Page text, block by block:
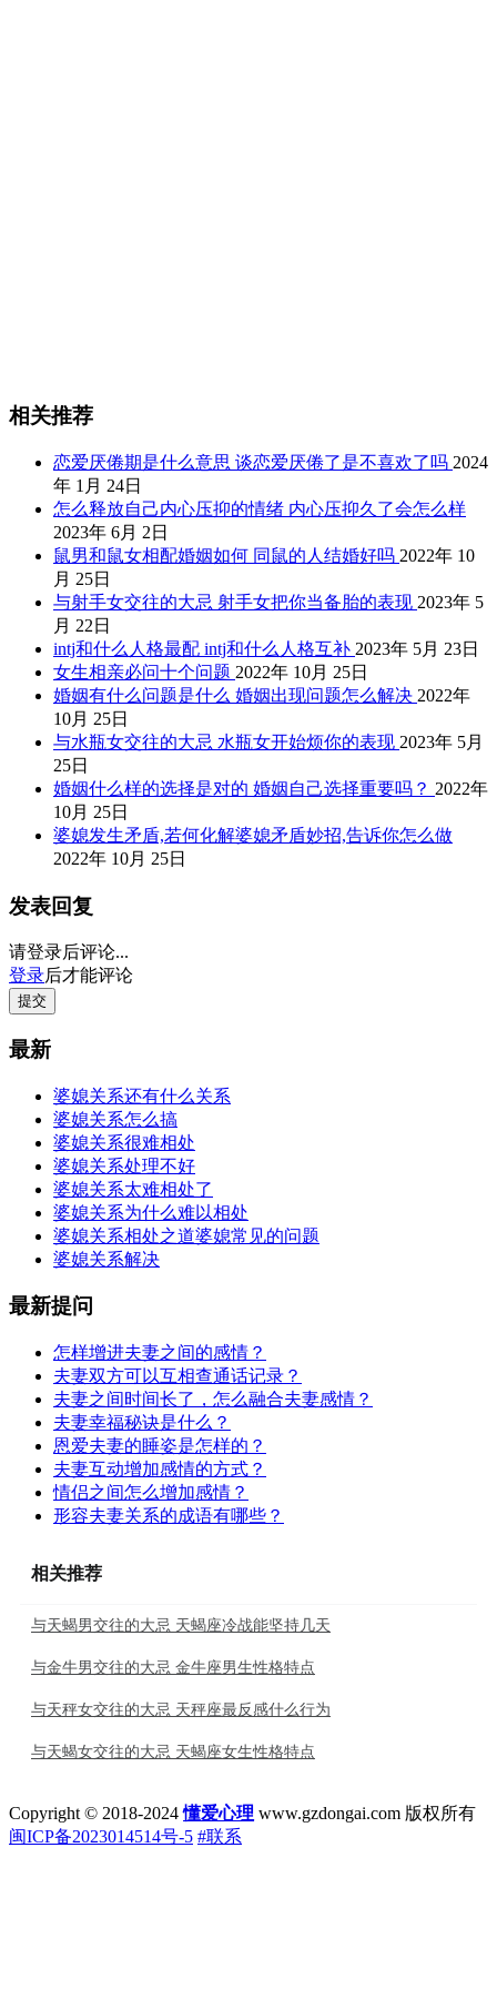
相关推荐
恋爱厌倦期是什么意思 谈恋爱厌倦了是不喜欢了吗 2024
年 1月 24日
怎么释放自己内心压抑的情绪 内心压抑久了会怎么样
2023年 6月 2日
鼠男和鼠女相配婚姻如何 同鼠的人结婚好吗 2022年 10
月 25日
与射手女交往的大忌 射手女把你当备胎的表现 2023年 5
月 22日
intj和什么人格最配 intj和什么人格互补 2023年 5月 23日
女生相亲必问十个问题 2022年 10月 25日
婚姻有什么问题是什么 婚姻出现问题怎么解决 2022年
10月 25日
与水瓶女交往的大忌 水瓶女开始烦你的表现 2023年 5月
25日
婚姻什么样的选择是对的 婚姻自己选择重要吗？ 2022年
10月 25日
婆媳发生矛盾,若何化解婆媳矛盾妙招,告诉你怎么做
2022年 10月 25日
发表回复
请登录后评论...
登录后才能评论
提交
最新
婆媳关系还有什么关系
婆媳关系怎么搞
婆媳关系很难相处
婆媳关系处理不好
婆媳关系太难相处了
婆媳关系为什么难以相处
婆媳关系相处之道婆媳常见的问题
婆媳关系解决
最新提问
怎样增进夫妻之间的感情？
夫妻双方可以互相查通话记录？
夫妻之间时间长了，怎么融合夫妻感情？
夫妻幸福秘诀是什么？
恩爱夫妻的睡姿是怎样的？
夫妻互动增加感情的方式？
情侣之间怎么增加感情？
形容夫妻关系的成语有哪些？
相关推荐
与天蝎男交往的大忌 天蝎座冷战能坚持几天
与金牛男交往的大忌 金牛座男生性格特点
与天秤女交往的大忌 天秤座最反感什么行为
与天蝎女交往的大忌 天蝎座女生性格特点
Copyright © 2018-2024懂爱心理 www.gzdongai.com 版权所有
闽ICP备2023014514号-5 #联系